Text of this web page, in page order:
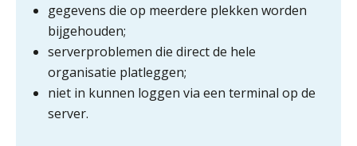
gegevens die op meerdere plekken worden
bijgehouden;
serverproblemen die direct de hele
organisatie platleggen;
niet in kunnen loggen via een terminal op de
server.
Private equity in accountancy: drie
veranderen
ICT & AI | “Wie bewust kiest, kiest
voor toekomstbestendigheid”